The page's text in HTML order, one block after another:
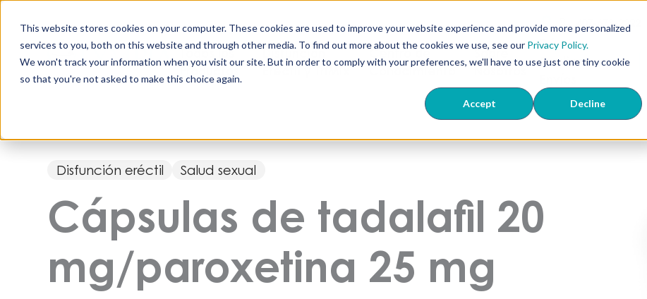
This website stores cookies on your computer. These cookies are used to improve your website experience and provide more personalized
services to you, both on this website and through other media. To find out more about the cookies we use, see our Privacy Policy.
We won't track your information when you visit our site. But in order to comply with your preferences, we'll have to use just one tiny cookie
so that you're not asked to make this choice again.
Accept Decline
contenido
407-673-2222
Todos los
Productos
Disfunción
Eréctil y TriMix
Centro de
Conocimiento
Sobre
Nosotros
Dónde
Realizamos
Disfunción eréctil Salud sexual
Cápsulas de tadalafil 20
mg/paroxetina 25 mg